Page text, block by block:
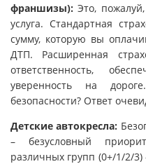
франшизы): Это,
услуга. Стандартная
сумму, которую вы
ДТП. Расширенная
ответственность,
уверенность на
безопасности? Ответ
Детские автокресла:
– безусловный
различных групп (0+/1/2/